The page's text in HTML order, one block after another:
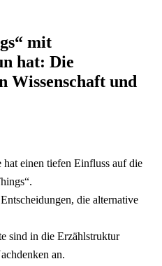
mit
hat: Die
Wissenschaft und
einen tiefen Einfluss auf die
die alternative
sind in die Erzählstruktur
an.